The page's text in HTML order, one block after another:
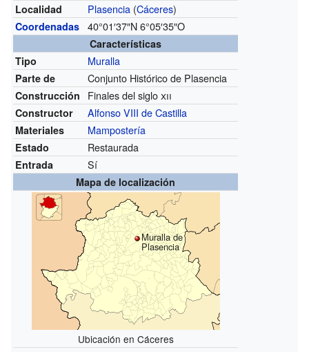
Localidad Plasencia (Cáceres)
Coordenadas 40°01′37″N6°05′35″O
Características
Tipo
Muralla
Parte de Conjunto Histórico de Plasencia
Construcción Finales del sigloxii
Constructor Alfonso VIII de Castilla
Materiales Mampostería
Estado Restaurada
Entrada Sí
Mapa de localización
Muralla de
Plasencia
Ubicación en Cáceres